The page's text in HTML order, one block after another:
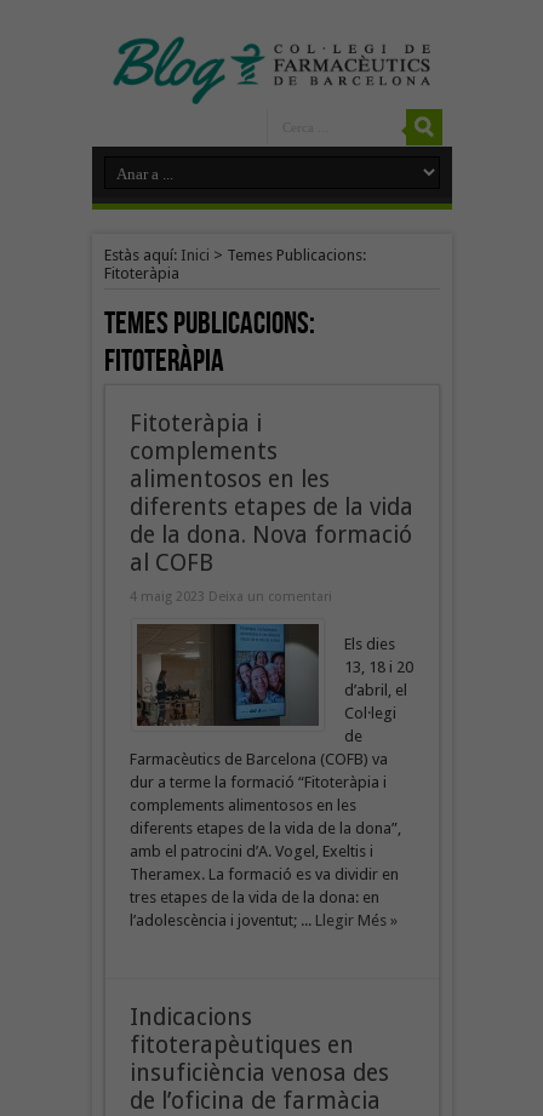
Estàs aquí: Inici > Temes Publicacions:
Fitoteràpia
Temes Publicacions:
Fitoteràpia
Fitoteràpia i
complements
alimentosos en les
diferents etapes de la vida
de la dona. Nova formació
al COFB
4 maig 2023 Deixa un comentari
Els dies
13, 18 i 20
d’abril, el
Col·legi
de
Farmacèutics de Barcelona (COFB) va
dur a terme la formació “Fitoteràpia i
complements alimentosos en les
diferents etapes de la vida de la dona”,
amb el patrocini d’A. Vogel, Exeltis i
Theramex. La formació es va dividir en
tres etapes de la vida de la dona: en
l’adolescència i joventut; ... Llegir Més »
Indicacions
fitoterapèutiques en
insuficiència venosa des
de l’oficina de farmàcia